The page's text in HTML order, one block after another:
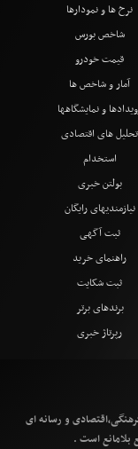
نرخ ها و نمودارها
شاخص بورس
قیمت خودرو
آمار و شاخص ها
و نمایشگاهها
تحلیل های اقتصادی
استخدام
بولتن خبری
نیازمندیهای رایگان
ثبت آگهی
راهنمای خرید
ثبت شکایت
برندهای برتر
رپرتاژ خبری
و رسانه ای
بلامانع است .